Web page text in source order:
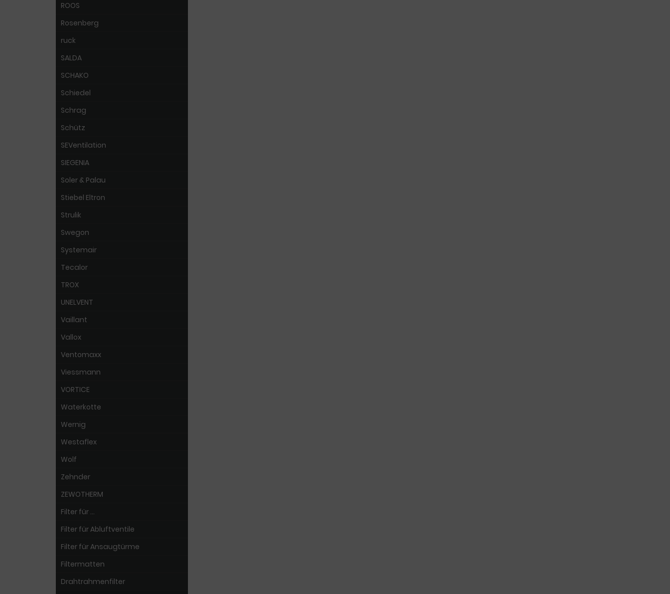
ROOS
Rosenberg
ruck
SALDA
SCHAKO
Schiedel
Schrag
Schütz
SEVentilation
SIEGENIA
Soler & Palau
Stiebel Eltron
Strulik
Swegon
Systemair
Tecalor
TROX
UNELVENT
Vaillant
Vallox
Ventomaxx
Viessmann
VORTICE
Waterkotte
Wernig
Westaflex
Wolf
Zehnder
ZEWOTHERM
Filter für ...
Filter für Abluftventile
Filter für Ansaugtürme
Filtermatten
Drahtrahmenfilter